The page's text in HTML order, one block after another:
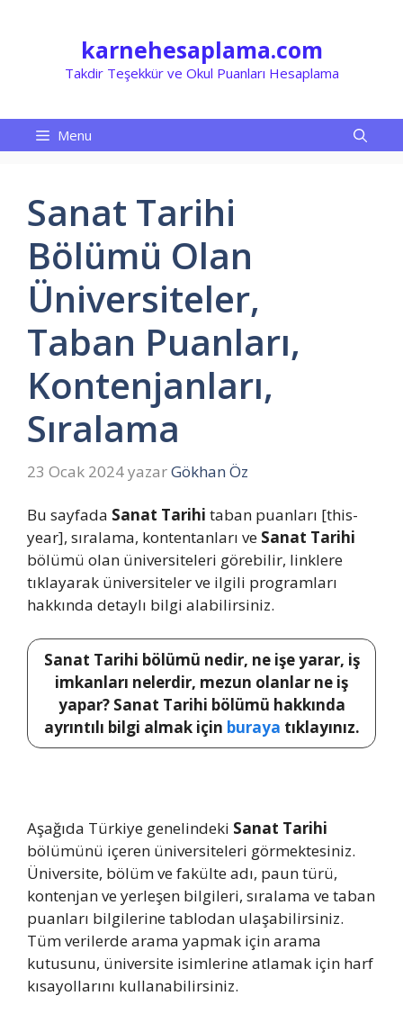
karnehesaplama.com
Takdir Teşekkür ve Okul Puanları Hesaplama
Menu
Sanat Tarihi
Bölümü Olan
Üniversiteler,
Taban Puanları,
Kontenjanları,
Sıralama
23 Ocak 2024yazarGökhan Öz
Bu sayfada Sanat Tarihi taban puanları [this-
year], sıralama, kontentanları ve Sanat Tarihi
bölümü olan üniversiteleri görebilir, linklere
tıklayarak üniversiteler ve ilgili programları
hakkında detaylı bilgi alabilirsiniz.
Sanat Tarihi bölümü nedir, ne işe yarar, iş
imkanları nelerdir, mezun olanlar ne iş
yapar? Sanat Tarihi bölümü hakkında
ayrıntılı bilgi almak için buraya tıklayınız.
Aşağıda Türkiye genelindeki Sanat Tarihi
bölümünü içeren üniversiteleri görmektesiniz.
Üniversite, bölüm ve fakülte adı, paun türü,
kontenjan ve yerleşen bilgileri, sıralama ve taban
puanları bilgilerine tablodan ulaşabilirsiniz.
Tüm verilerde arama yapmak için arama
kutusunu, üniversite isimlerine atlamak için harf
kısayollarını kullanabilirsiniz.